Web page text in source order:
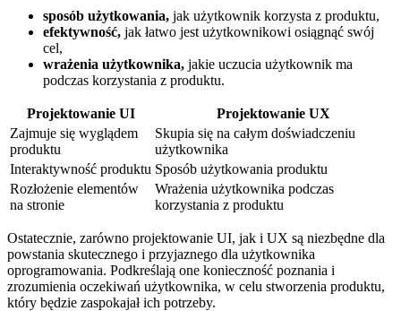
sposób użytkowania, jak ‍użytkownik korzysta z ⁤produktu,
efektywność, jak⁢ łatwo jest użytkownikowi osiągnąć swój
⁣cel,
wrażenia użytkownika, jakie ⁣uczucia użytkownik ma
⁢podczas korzystania z produktu.
Projektowanie UI
Projektowanie UX
Zajmuje się wyglądem
produktu
Skupia ⁢się na całym doświadczeniu
użytkownika
Interaktywność⁢ produktu Sposób ‌użytkowania produktu
Rozłożenie ‌elementów
na stronie
Wrażenia użytkownika podczas
korzystania‍ z produktu
Ostatecznie,‍ zarówno ⁣projektowanie‍ UI, jak i⁣ UX są niezbędne dla
powstania⁣ skutecznego i przyjaznego dla użytkownika
oprogramowania. Podkreślają one konieczność poznania i
zrozumienia oczekiwań użytkownika, w celu stworzenia​ produktu,
który będzie zaspokajał‍ ich potrzeby.